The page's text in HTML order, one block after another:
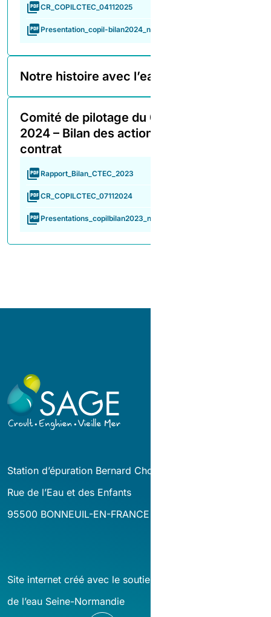
CR_COPILCTEC_04112025
Presentation_copil-bilan2024_novembre2025
Notre histoire avec l’eau
Comité de pilotage du 07 novembre
2024 – Bilan des actions 2023 du
contrat
Rapport_Bilan_CTEC_2023
CR_COPILCTEC_07112024
Presentations_copilbilan2023_novembre2024
Station d’épuration Bernard Cholin
Rue de l’Eau et des Enfants
95500 BONNEUIL-EN-FRANCE
Site internet créé avec le soutien financier de l’agence
de l’eau Seine-Normandie